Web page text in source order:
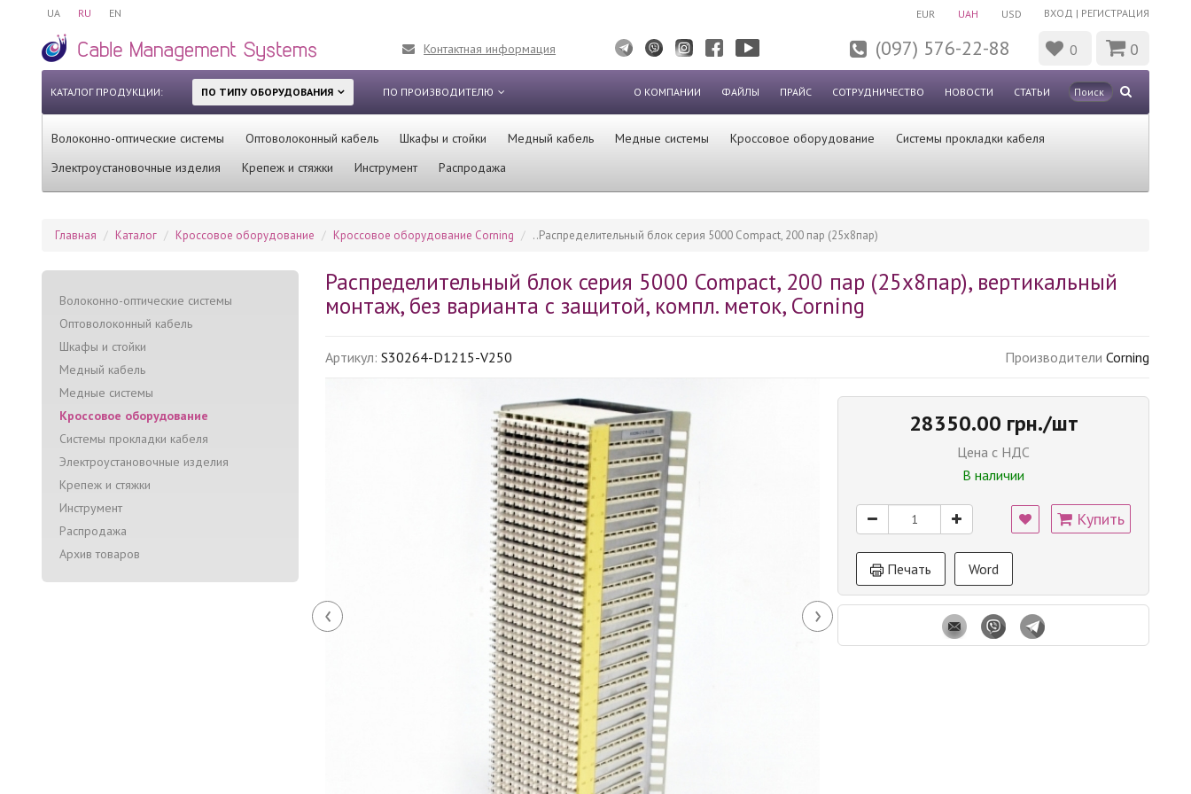
UA RU EN ВХОД | РЕГИСТРАЦИЯ
EUR UAH USD
Контактная информация (097) 576-22-88 0 0
КАТАЛОГ ПРОДУКЦИИ: ПО ТИПУ ОБОРУДОВАНИЯ ПО ПРОИЗВОДИТЕЛЮ О КОМПАНИИ ФАЙЛЫ ПРАЙС СОТРУДНИЧЕСТВО НОВОСТИ СТАТЬИ
Волоконно-оптические системы Оптоволоконный кабель Шкафы и стойки Медный кабель Медные системы Кроссовое оборудование
Системы прокладки кабеля
Электроустановочные изделия
Крепеж и стяжки Инструмент Распродажа
Главная Каталог Кроссовое оборудование Кроссовое оборудование Corning ..Распределительный блок серия 5000 Compact, 200 пар (25х8пар)
Волоконно-оптические системы
Оптоволоконный кабель
Шкафы и стойки
Медный кабель
Медные системы
Кроссовое оборудование
Системы прокладки кабеля
Электроустановочные изделия
Крепеж и стяжки
Инструмент
Распродажа
Архив товаров
Распределительный блок серия 5000 Compact, 200 пар (25х8пар), вертикальный
монтаж, без варианта с защитой, компл. меток, Corning
Артикул: S30264-D1215-V250 Производители Corning
‹ ›
28350.00 грн./шт
Цена с НДС
В наличии
Купить
Печать Word